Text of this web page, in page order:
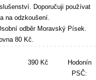
Doporučuji používat
na odzkoušení.
odběr Moravský Písek.
80 Kč.
390 Kč
Hodonín
PSČ: